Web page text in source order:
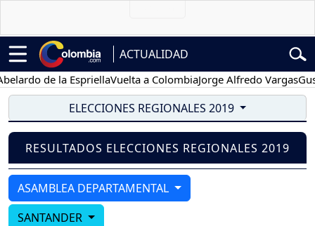
ACTUALIDAD
de la EspriellaVuelta a ColombiaJorge Alfredo Vargas
ELECCIONES REGIONALES 2019
RESULTADOS ELECCIONES REGIONALES 2019
ASAMBLEA DEPARTAMENTAL
SANTANDER